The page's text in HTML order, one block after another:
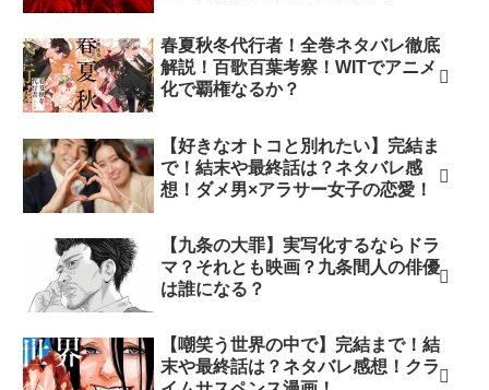
春夏秋冬代行者！全巻ネタバレ徹底
解説！百歌百葉考察！WITでアニメ
化で覇権なるか？
【好きなオトコと別れたい】完結ま
で！結末や最終話は？ネタバレ感
想！ダメ男×アラサー女子の恋愛！
【九条の大罪】実写化するならドラ
マ？それとも映画？九条間人の俳優
は誰になる？
【嘲笑う世界の中で】完結まで！結
末や最終話は？ネタバレ感想！クラ